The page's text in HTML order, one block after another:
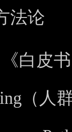
法论
白皮
（人